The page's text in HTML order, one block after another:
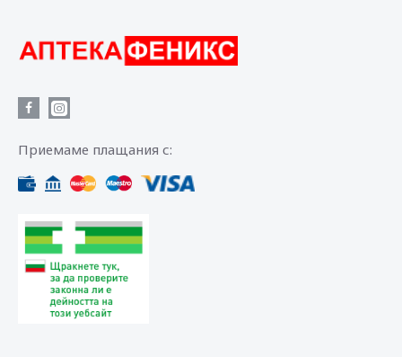
Приемаме плащания с: